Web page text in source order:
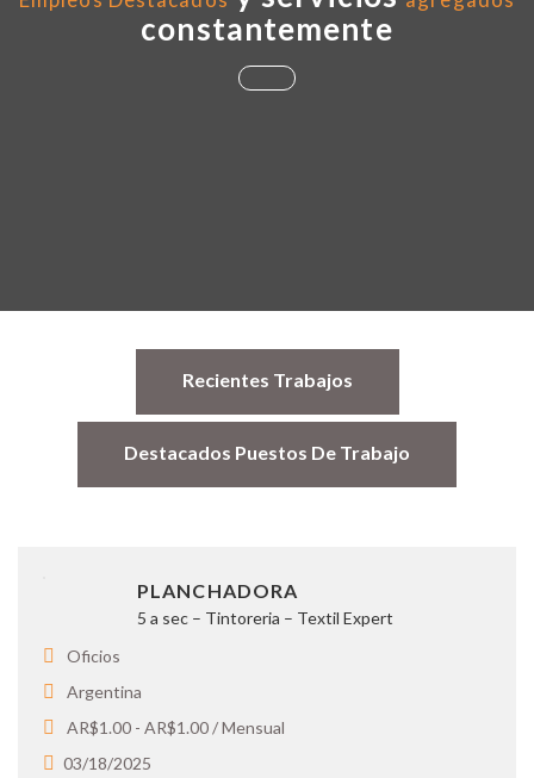
constantemente
Recientes Trabajos
Destacados Puestos De Trabajo
PLANCHADORA
5 a sec – Tintoreria – Textil Expert
Oficios
Argentina
AR$1.00 - AR$1.00 / Mensual
03/18/2025